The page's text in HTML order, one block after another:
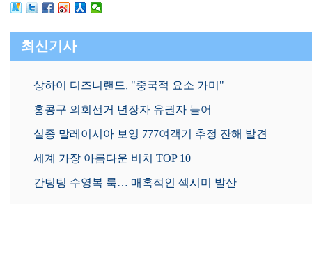
최신기사
상하이 디즈니랜드, "중국적 요소 가미"
홍콩구 의회선거 년장자 유권자 늘어
실종 말레이시아 보잉 777여객기 추정 잔해 발견
세계 가장 아름다운 비치 TOP 10
간팅팅 수영복 룩… 매혹적인 섹시미 발산